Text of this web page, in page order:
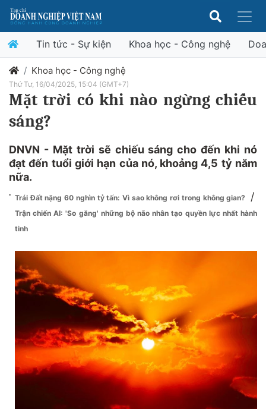
Tin tức - Sự kiện Khoa học - Công nghệ
Khoa học - Công nghệ
Thứ Tư, 16/04/2025, 15:04 (GMT+7)
Mặt trời có khi nào ngừng chiếu
sáng?
DNVN - Mặt trời sẽ chiếu sáng cho đến khi nó
đạt đến tuổi giới hạn của nó, khoảng 4,5 tỷ năm
nữa.
Trái Đất nặng 60 nghìn tỷ tấn: Vì sao không rơi trong không gian? /
Trận chiến AI: 'So găng' những bộ não nhân tạo quyền lực nhất hành
tinh